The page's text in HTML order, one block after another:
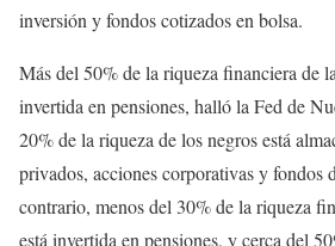
inversión y fondos cotizados en bolsa.
Más del 50% de la riqueza financiera de
invertida en pensiones, halló la Fed de
20% de la riqueza de los negros está
privados, acciones corporativas y fondos
contrario, menos del 30% de la riqueza
está invertida en pensiones, y cerca del